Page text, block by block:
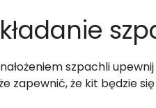
szpachli
zapewnić, że kit będzie